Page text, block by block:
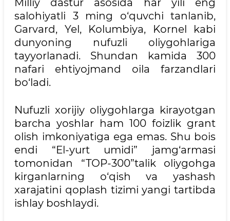
Milliy dastur asosida har yili eng
salohiyatli 3 ming o‘quvchi tanlanib,
Garvard, Yel, Kolumbiya, Kornel kabi
dunyoning nufuzli oliygohlariga
tayyorlanadi. Shundan kamida 300
nafari ehtiyojmand oila farzandlari
bo‘ladi.
Nufuzli xorijiy oliygohlarga kirayotgan
barcha yoshlar ham 100 foizlik grant
olish imkoniyatiga ega emas. Shu bois
endi “El-yurt umidi” jamg‘armasi
tomonidan “TOP-300”talik oliygohga
kirganlarning o‘qish va yashash
xarajatini qoplash tizimi yangi tartibda
ishlay boshlaydi.